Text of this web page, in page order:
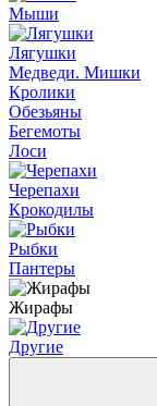
Мыши
Лягушки
Медведи. Мишки
Кролики
Обезьяны
Бегемоты
Лоси
Черепахи
Крокодилы
Рыбки
Пантеры
Жирафы
Другие